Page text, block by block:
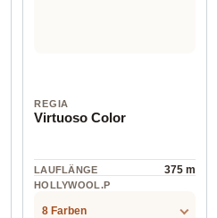
REGIA
Virtuoso Color
LAUFLÄNGE 375 m
HOLLYWOOL.P
.LABEL.MATERI
8 Farben